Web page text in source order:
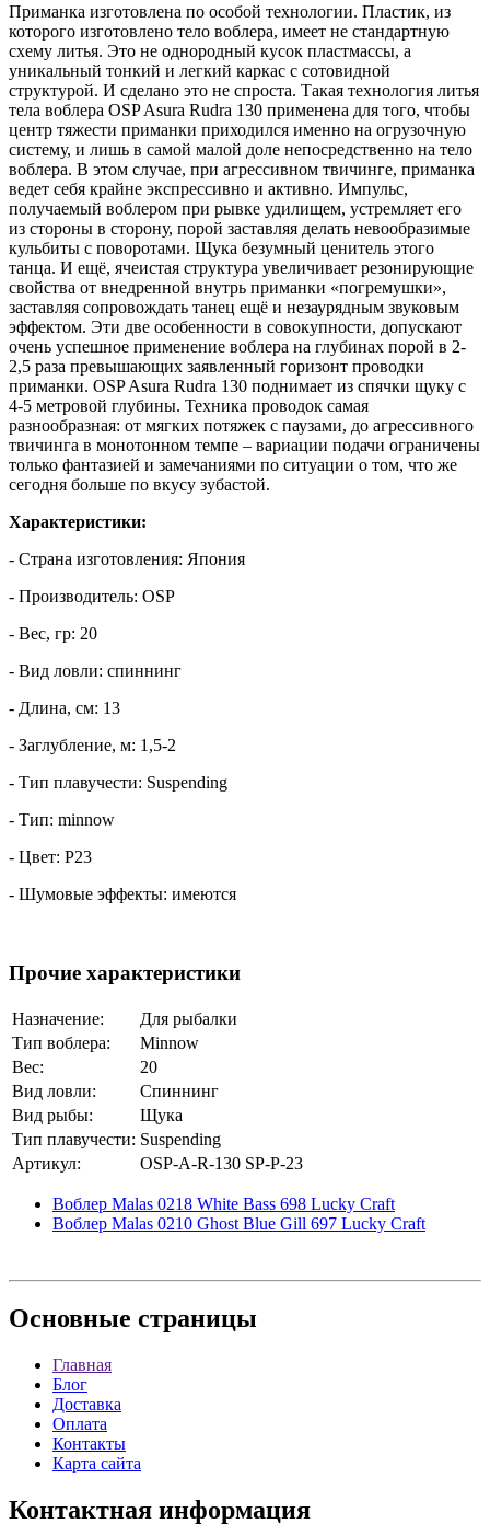
Приманка изготовлена по особой технологии. Пластик, из
которого изготовлено тело воблера, имеет не стандартную
схему литья. Это не однородный кусок пластмассы, а
уникальный тонкий и легкий каркас с сотовидной
структурой. И сделано это не спроста. Такая технология литья
тела воблера OSP Asura Rudra 130 применена для того, чтобы
центр тяжести приманки приходился именно на огрузочную
систему, и лишь в самой малой доле непосредственно на тело
воблера. В этом случае, при агрессивном твичинге, приманка
ведет себя крайне экспрессивно и активно. Импульс,
получаемый воблером при рывке удилищем, устремляет его
из стороны в сторону, порой заставляя делать невообразимые
кульбиты с поворотами. Щука безумный ценитель этого
танца. И ещё, ячеистая структура увеличивает резонирующие
свойства от внедренной внутрь приманки «погремушки»,
заставляя сопровождать танец ещё и незаурядным звуковым
эффектом. Эти две особенности в совокупности, допускают
очень успешное применение воблера на глубинах порой в 2-
2,5 раза превышающих заявленный горизонт проводки
приманки. OSP Asura Rudra 130 поднимает из спячки щуку с
4-5 метровой глубины. Техника проводок самая
разнообразная: от мягких потяжек с паузами, до агрессивного
твичинга в монотонном темпе – вариации подачи ограничены
только фантазией и замечаниями по ситуации о том, что же
сегодня больше по вкусу зубастой.
Характеристики:
- Страна изготовления: Япония
- Производитель: OSP
- Вес, гр: 20
- Вид ловли: спиннинг
- Длина, см: 13
- Заглубление, м: 1,5-2
- Тип плавучести: Suspending
- Тип: minnow
- Цвет: P23
- Шумовые эффекты: имеются
Прочие характеристики
Назначение:
Для рыбалки
Тип воблера:
Minnow
Вес:
20
Вид ловли:
Спиннинг
Вид рыбы:
Щука
Тип плавучести: Suspending
Артикул:
OSP-A-R-130 SP-P-23
Воблер Malas 0218 White Bass 698 Lucky Craft
Воблер Malas 0210 Ghost Blue Gill 697 Lucky Craft
Основные страницы
Главная
Блог
Доставка
Оплата
Контакты
Карта сайта
Контактная информация